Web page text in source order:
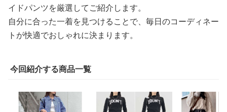
イドパンツを厳選してご紹介します。
自分に合った一着を見つけることで、毎日のコーディネー
トが快適でおしゃれに決まります。
今回紹介する商品一覧